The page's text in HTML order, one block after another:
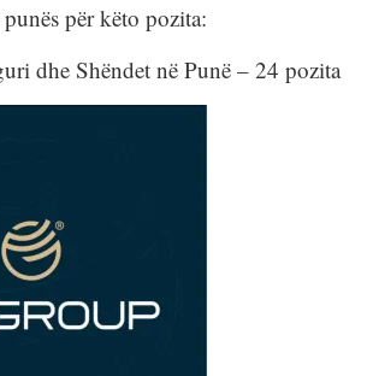
për këto pozita:
dhe Shëndet në Punë – 24 pozita